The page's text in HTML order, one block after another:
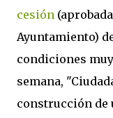
cesión
Ayuntamiento)
condiciones
semana,
construcción de